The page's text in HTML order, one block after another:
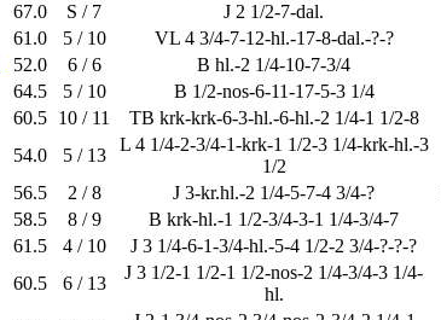
67.0 S / 7 J 2 1/2-7-dal.
61.0 5 / 10 VL 4 3/4-7-12-hl.-17-8-dal.-?-?
52.0 6 / 6 B hl.-2 1/4-10-7-3/4
64.5 5 / 10 B 1/2-nos-6-11-17-5-3 1/4
60.5 10 / 11 TB krk-krk-6-3-hl.-6-hl.-2 1/4-1 1/2-8
54.0 5 / 13
L 4 1/4-2-3/4-1-krk-1 1/2-3 1/4-krk-hl.-3
1/2
56.5 2 / 8 J 3-kr.hl.-2 1/4-5-7-4 3/4-?
58.5 8 / 9 B krk-hl.-1 1/2-3/4-3-1 1/4-3/4-7
61.5 4 / 10 J 3 1/4-6-1-3/4-hl.-5-4 1/2-2 3/4-?-?-?
60.5 6 / 13
J 3 1/2-1 1/2-1 1/2-nos-2 1/4-3/4-3 1/4-
hl.